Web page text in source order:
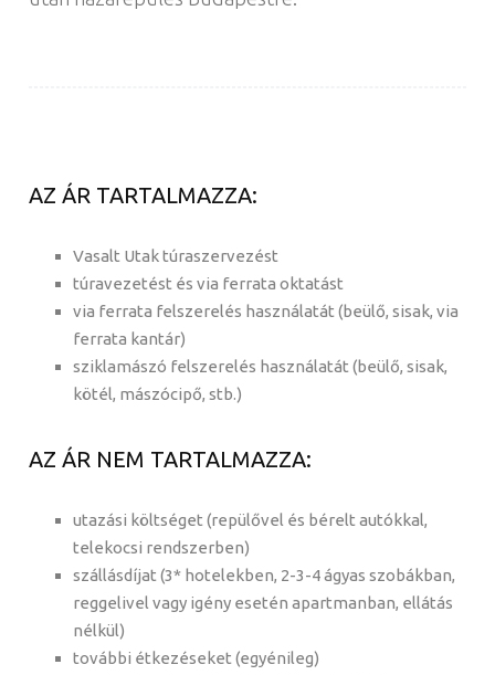
AZ ÁR TARTALMAZZA:
Vasalt Utak túraszervezést
túravezetést és via ferrata oktatást
via ferrata felszerelés használatát (beülő, sisak, via
ferrata kantár)
sziklamászó felszerelés használatát (beülő, sisak,
kötél, mászócipő, stb.)
AZ ÁR NEM TARTALMAZZA:
utazási költséget (repülővel és bérelt autókkal,
telekocsi rendszerben)
szállásdíjat (3* hotelekben, 2-3-4 ágyas szobákban,
reggelivel vagy igény esetén apartmanban, ellátás
nélkül)
további étkezéseket (egyénileg)